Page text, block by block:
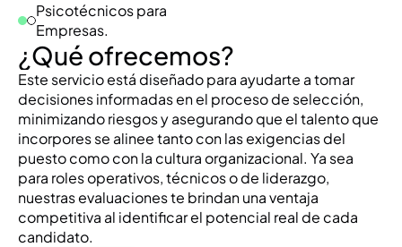
Psicotécnicos para
Empresas.
¿Qué ofrecemos?
Este servicio está diseñado para ayudarte a tomar
decisiones informadas en el proceso de selección,
minimizando riesgos y asegurando que el talento que
incorpores se alinee tanto con las exigencias del
puesto como con la cultura organizacional. Ya sea
para roles operativos, técnicos o de liderazgo,
nuestras evaluaciones te brindan una ventaja
competitiva al identificar el potencial real de cada
candidato.